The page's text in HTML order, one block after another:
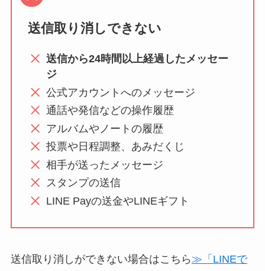
送信取り消しできない
送信から24時間以上経過したメッセー
ジ
公式アカウントへのメッセージ
通話や発信などの操作履歴
アルバムやノートの履歴
投票や日程調整、あみだくじ
相手が送ったメッセージ
スタンプの送信
LINE Payの送金やLINEギフト
送信取り消しができない場合はこちら ≫「LINEで